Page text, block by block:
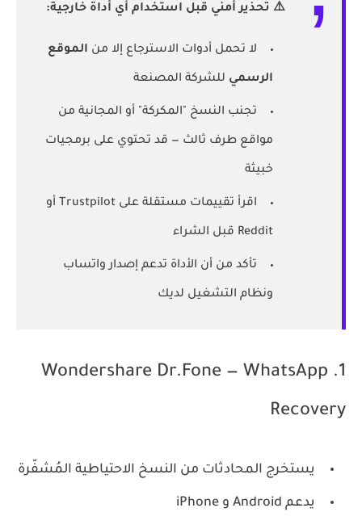
⚠️ تحذير أمني قبل استخدام أي أداة خارجية:
لا تحمل أدوات الاسترجاع إلا منالموقع
الرسميللشركة المصنعة
تجنب النسخ "المكركة" أو المجانية من
مواقع طرف ثالث — قد تحتوي على برمجيات
خبيثة
اقرأ تقييمات مستقلة على Trustpilot أو
Reddit قبل الشراء
تأكد من أن الأداة تدعم إصدار واتساب
ونظام التشغيل لديك
1. Wondershare Dr.Fone — WhatsApp
Recovery
يستخرج المحادثات من النسخ الاحتياطية المُشفّرة
يدعم Android و iPhone